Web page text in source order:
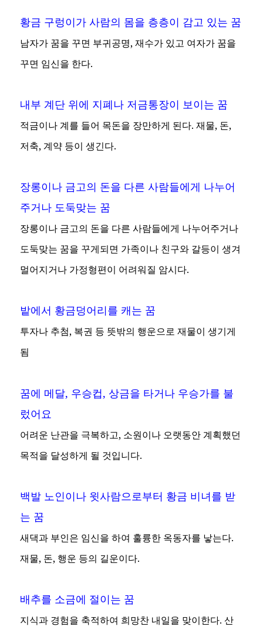
황금 구렁이가 사람의 몸을 층층이 감고 있는 꿈
남자가 꿈을 꾸면 부귀공명, 재수가 있고 여자가 꿈을
꾸면 임신을 한다.
내부 계단 위에 지폐나 저금통장이 보이는 꿈
적금이나 계를 들어 목돈을 장만하게 된다. 재물, 돈,
저축, 계약 등이 생긴다.
장롱이나 금고의 돈을 다른 사람들에게 나누어
주거나 도둑맞는 꿈
장롱이나 금고의 돈을 다른 사람들에게 나누어주거나
도둑맞는 꿈을 꾸게되면 가족이나 친구와 갈등이 생겨
멀어지거나 가정형편이 어려워질 암시다.
밭에서 황금덩어리를 캐는 꿈
투자나 추첨, 복권 등 뜻밖의 행운으로 재물이 생기게
됨
꿈에 메달, 우승컵, 상금을 타거나 우승가를 불
렀어요
어려운 난관을 극복하고, 소원이나 오랫동안 계획했던
목적을 달성하게 될 것입니다.
백발 노인이나 윗사람으로부터 황금 비녀를 받
는 꿈
새댁과 부인은 임신을 하여 훌륭한 옥동자를 낳는다.
재물, 돈, 행운 등의 길운이다.
배추를 소금에 절이는 꿈
지식과 경험을 축적하여 희망찬 내일을 맞이한다. 산